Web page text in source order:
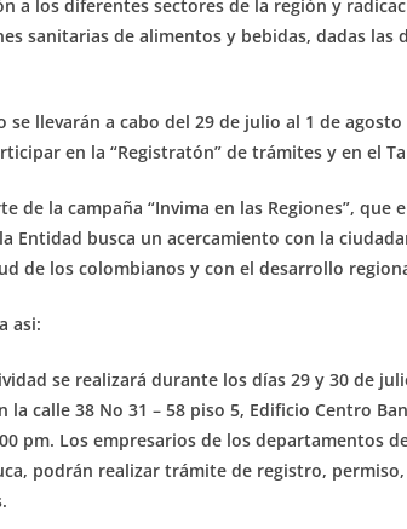
a los diferentes sectores de la región y
sanitarias de alimentos y bebidas, dadas las
se llevarán a cabo del 29 de julio al 1 de
en la “Registratón” de trámites y en el
de la campaña “Invima en las Regiones”,
Entidad busca un acercamiento con la
de los colombianos y con el desarrollo
asi:
se realizará durante los días 29 y 30 de
la calle 38 No 31 – 58 piso 5, Edificio Centro
pm. Los empresarios de los departamentos
podrán realizar trámite de registro,